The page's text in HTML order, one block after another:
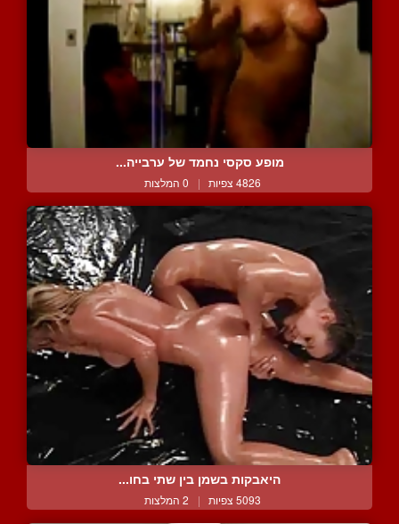
מופע סקסי נחמד של ערבייה...
4826 צפיות | 0 המלצות
היאבקות בשמן בין שתי בחו...
5093 צפיות | 2 המלצות